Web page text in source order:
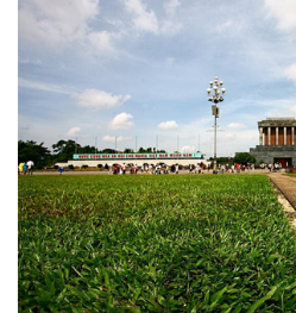
thành niềm tin, thành nhận thức